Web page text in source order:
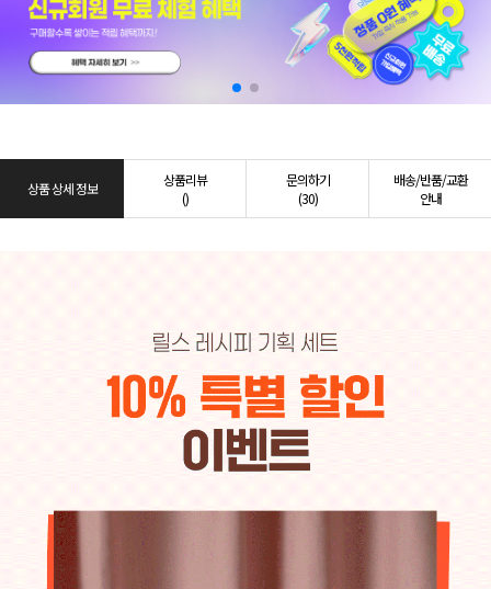
상품 상세 정보
상품리뷰
()
문의하기
(30)
배송/반품/교환
안내